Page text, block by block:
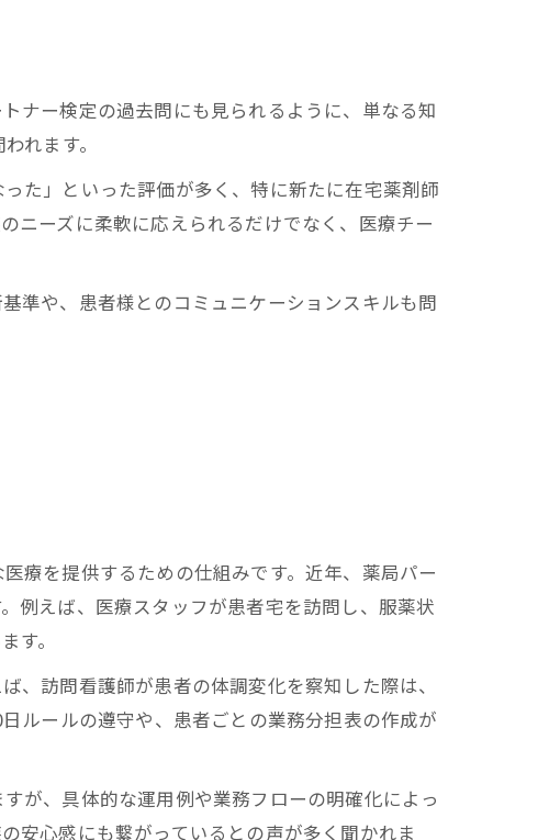
ナー検定の過去問にも見られるように、単なる知
れます。
た」といった評価が多く、特に新たに在宅薬剤師
ニーズに柔軟に応えられるだけでなく、医療チー
準や、患者様とのコミュニケーションスキルも問
療を提供するための仕組みです。近年、薬局パー
例えば、医療スタッフが患者宅を訪問し、服薬状
す。
、訪問看護師が患者の体調変化を察知した際は、
ルールの遵守や、患者ごとの業務分担表の作成が
が、具体的な運用例や業務フローの明確化によっ
安心感にも繋がっているとの声が多く聞かれま